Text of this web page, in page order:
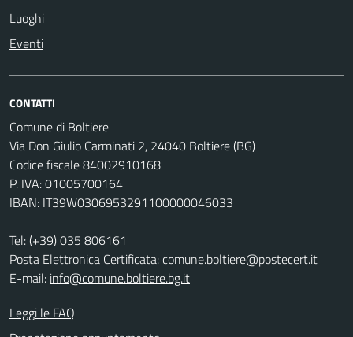
Luoghi
Eventi
CONTATTI
Comune di Boltiere
Via Don Giulio Carminati 2, 24040 Boltiere (BG)
Codice fiscale 84002910168
P. IVA: 01005700164
IBAN: IT39W0306953291100000046033
Tel:(+39) 035 806161
Posta Elettronica Certificata:comune.boltiere@postecert.it
E-mail: info@comune.boltiere.bg.it
Leggi le FAQ